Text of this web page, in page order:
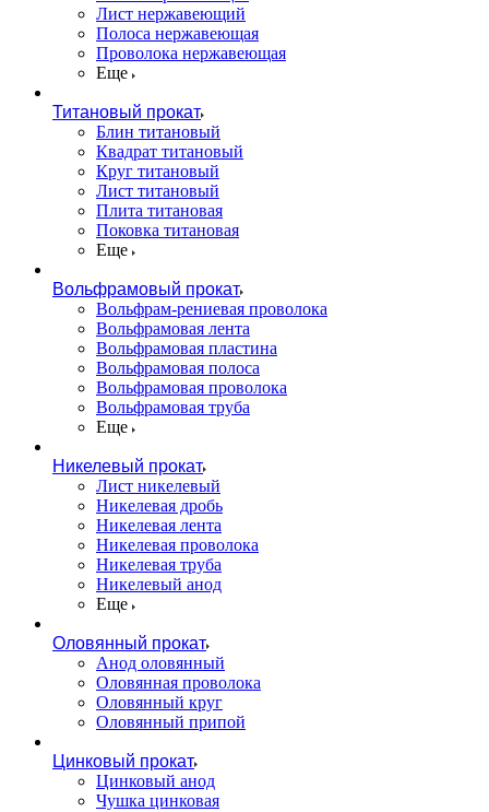
Лист нержавеющий
Полоса нержавеющая
Проволока нержавеющая
Еще
Титановый прокат
Блин титановый
Квадрат титановый
Круг титановый
Лист титановый
Плита титановая
Поковка титановая
Еще
Вольфрамовый прокат
Вольфрам-рениевая проволока
Вольфрамовая лента
Вольфрамовая пластина
Вольфрамовая полоса
Вольфрамовая проволока
Вольфрамовая труба
Еще
Никелевый прокат
Лист никелевый
Никелевая дробь
Никелевая лента
Никелевая проволока
Никелевая труба
Никелевый анод
Еще
Оловянный прокат
Анод оловянный
Оловянная проволока
Оловянный круг
Оловянный припой
Цинковый прокат
Цинковый анод
Чушка цинковая